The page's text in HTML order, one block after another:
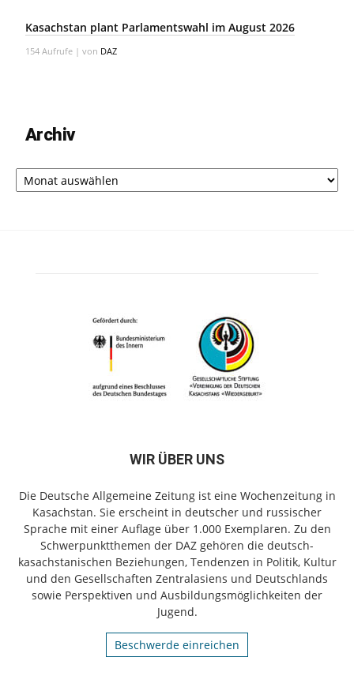
Kasachstan plant Parlamentswahl im August 2026
154 Aufrufe | von DAZ
Archiv
Archiv
WIR ÜBER UNS
Die Deutsche Allgemeine Zeitung ist eine Wochenzeitung in
Kasachstan. Sie erscheint in deutscher und russischer
Sprache mit einer Auflage über 1.000 Exemplaren. Zu den
Schwerpunktthemen der DAZ gehören die deutsch-
kasachstanischen Beziehungen, Tendenzen in Politik, Kultur
und den Gesellschaften Zentralasiens und Deutschlands
sowie Perspektiven und Ausbildungsmöglichkeiten der
Jugend.
Beschwerde einreichen